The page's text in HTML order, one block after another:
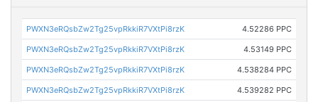
PWXN3eRQsbZw2Tg25vpRkkiR7VXtPi8rzK 4.52286 PPC
PWXN3eRQsbZw2Tg25vpRkkiR7VXtPi8rzK 4.53149 PPC
PWXN3eRQsbZw2Tg25vpRkkiR7VXtPi8rzK 4.538284 PPC
PWXN3eRQsbZw2Tg25vpRkkiR7VXtPi8rzK 4.539282 PPC